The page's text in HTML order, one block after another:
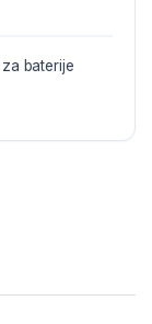
za baterije